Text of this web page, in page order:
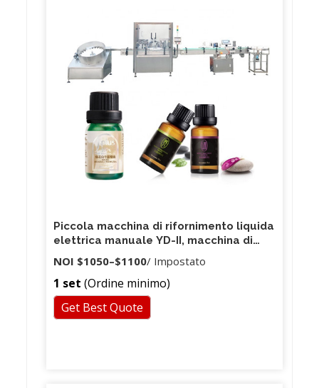
Piccola macchina di rifornimento liquida
elettrica manuale YD-II, macchina di
rifornimento del profumo / diffusore /
olio 5-5000ml
NOI $1050–$1100/ Impostato
1 set (Ordine minimo)
Get Best Quote